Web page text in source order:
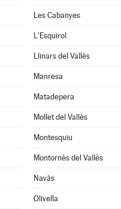
Les Cabanyes
L'Esquirol
Llinars del Vallès
Manresa
Matadepera
Mollet del Vallès
Montesquiu
Montornès del Vallès
Navàs
Olivella